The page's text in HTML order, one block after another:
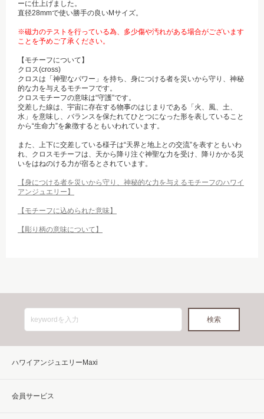
ーに仕上げました。
直径28mmで使い勝手の良いMサイズ。
※磁力のテストを行っている為、多少傷や汚れがある場合がございます
ことを予めご了承ください。
【モチーフについて】
クロス(cross)
クロスは「神聖なパワー」を持ち、身につける者を災いから守り、神秘
的な力を与えるモチーフです。
クロスモチーフの意味は“守護”です。
交差した線は、宇宙に存在する物事のはじまりである「火、風、土、
水」を意味し、バランスを保たれてひとつになった形を表していること
から“生命力”を象徴するともいわれています。
また、上下に交差している様子は“天界と地上との交流”を表すともいわ
れ、クロスモチーフは、天から降り注ぐ神聖な力を受け、降りかかる災
いをはねのける力が宿るとされています。
【身につける者を災いから守り、神秘的な力を与えるモチーフのハワイ
アンジュエリー】
【モチーフに込められた意味】
【彫り柄の意味について】
ハワイアンジュエリーMaxi
会員サービス